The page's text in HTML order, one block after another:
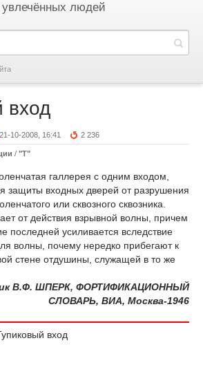
увлечённых людей
вход
21-10-2008, 16:41 2 236
/ "Т"
галлерея с одним входом,
защиты входных дверей от разрушения
или сквозного сквозника.
от действия взрывной волны, причем
последней усиливается вследствие
волны, почему нередко прибегают к
стене отдушины, служащей в то же
В.Ф. ШПЕРК, ФОРТИФИКАЦИОННЫЙ
СЛОВАРЬ, ВИА, Москва-1946
вход